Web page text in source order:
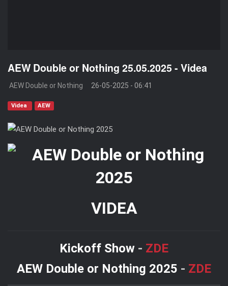
AEW Double or Nothing 25.05.2025 - Videa
AEW Double or Nothing 26-05-2025 - 06:41
Videa AEW
VIDEA
Kickoff Show - ZDE
AEW Double or Nothing 2025 - ZDE